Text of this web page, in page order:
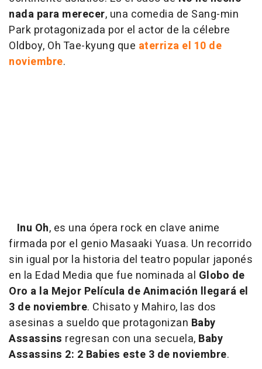
nada para merecer, una comedia de Sang-min
Park protagonizada por el actor de la célebre
Oldboy, Oh Tae-kyung que aterriza el 10 de
noviembre.
Inu Oh, es una ópera rock en clave anime
firmada por el genio Masaaki Yuasa. Un recorrido
sin igual por la historia del teatro popular japonés
en la Edad Media que fue nominada al Globo de
Oro a la Mejor Película de Animación llegará el
3 de noviembre. Chisato y Mahiro, las dos
asesinas a sueldo que protagonizan Baby
Assassins regresan con una secuela, Baby
Assassins 2: 2 Babies este 3 de noviembre.